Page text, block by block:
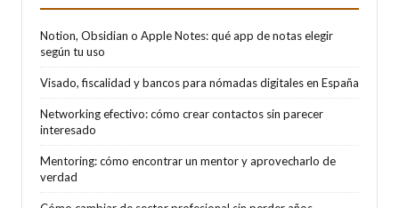
Notion, Obsidian o Apple Notes: qué app de notas elegir
según tu uso
Visado, fiscalidad y bancos para nómadas digitales en España
Networking efectivo: cómo crear contactos sin parecer
interesado
Mentoring: cómo encontrar un mentor y aprovecharlo de
verdad